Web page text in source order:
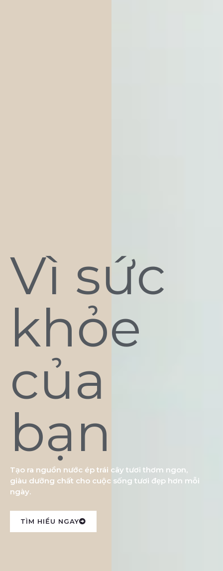
Vì sức
khỏe
của
bạn
Tạo ra nguồn nước ép trái cây tươi thơm ngon,
giàu dưỡng chất cho cuộc sống tươi đẹp hơn mỗi
ngày.
TÌM HIỂU NGAY